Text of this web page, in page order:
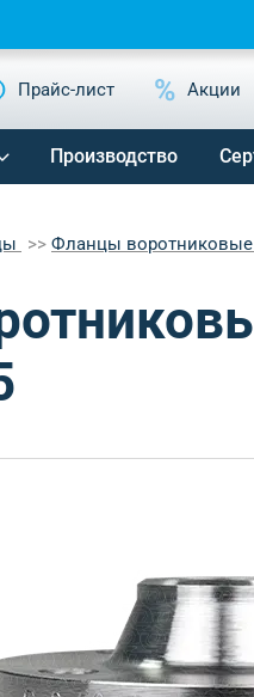
Прайс-лист Акции
Производство
Фланцы воротниковые